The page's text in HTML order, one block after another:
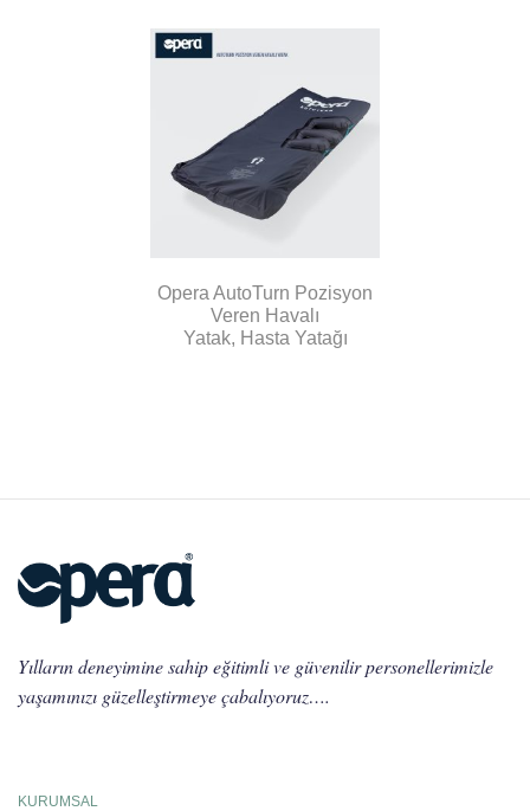
Opera AutoTurn Pozisyon
Veren Havalı
Yatak, Hasta Yatağı
Yılların deneyimine sahip eğitimli ve güvenilir personellerimizle
yaşamınızı güzelleştirmeye çabalıyoruz….
KURUMSAL